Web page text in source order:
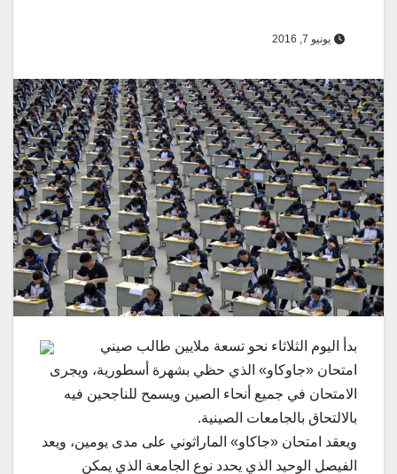
يونيو 7, 2016
بدأ اليوم الثلاثاء نحو تسعة ملايين طالب صيني
امتحان «جاوكاو» الذي حظي بشهرة أسطورية، ويجرى
الامتحان في جميع أنحاء الصين ويسمح للناجحين فيه
بالالتحاق بالجامعات الصينية.
ويعقد امتحان «جاكاو» الماراثوني على مدى يومين، ويعد
الفيصل الوحيد الذي يحدد نوع الجامعة الذي يمكن